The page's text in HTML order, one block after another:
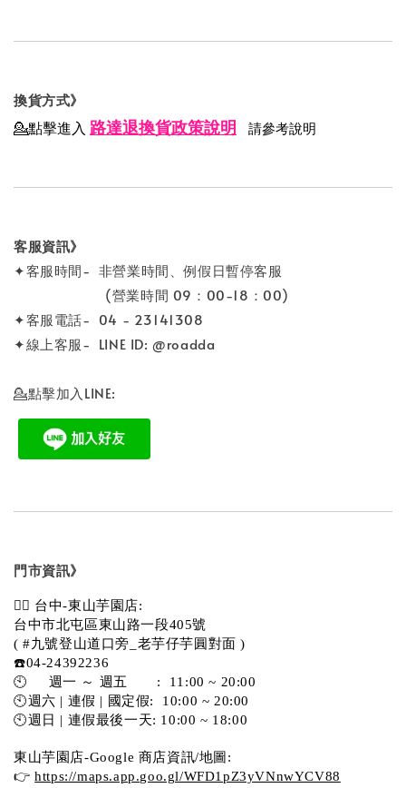
換貨方式》
💁點擊進入 路達退換貨政策說明 請參考說明
客服資訊》
✦客服時間- 非營業時間、例假日暫停客服
(營業時間 09：00-18：00)
✦客服電話- 04 - 23141308
✦線上客服- LINE ID: @roadda
💁點擊加入LINE:
門市資訊》
💁‍♀️ 台中-東山芋園店:
台中市北屯區東山路一段405號
( #九號登山道口旁_老芋仔芋圓對面 )
☎️04-24392236
🕙     週一 ～ 週五       :  11:00 ~ 20:00
🕙週六 | 連假 | 國定假:  10:00 ~ 20:00
🕙週日 | 連假最後一天: 10:00 ~ 18:00
東山芋園店-Google 商店資訊/地圖:
👉 https://maps.app.goo.gl/WFD1pZ3yVNnwYCV88